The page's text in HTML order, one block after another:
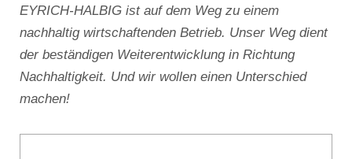
EYRICH-HALBIG ist auf dem Weg zu einem
nachhaltig wirtschaftenden Betrieb. Unser Weg dient
der beständigen Weiterentwicklung in Richtung
Nachhaltigkeit. Und wir wollen einen Unterschied
machen!